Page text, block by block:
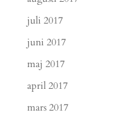
juli 2017
juni 2017
maj 2017
april 2017
mars 2017